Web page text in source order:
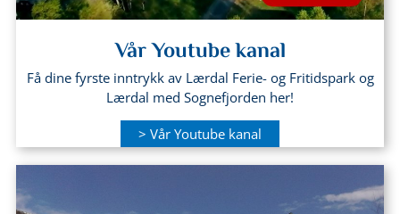
Vår Youtube kanal
Få dine fyrste inntrykk av Lærdal Ferie- og Fritidspark og
Lærdal med Sognefjorden her!
> Vår Youtube kanal